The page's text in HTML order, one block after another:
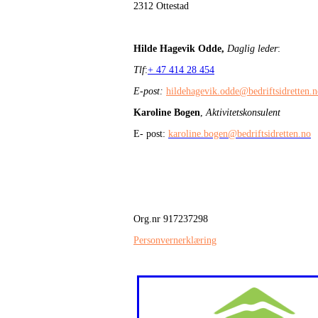
2312 Ottestad
Hilde Hagevik Odde, Daglig leder:
Tlf:+ 47 414 28 454
E-post:
Karoline Bogen Aktivitetskonsulent
E- post: karoline.bogen@bedriftsidretten.no
Org.nr 917237298
Personvernerklæring